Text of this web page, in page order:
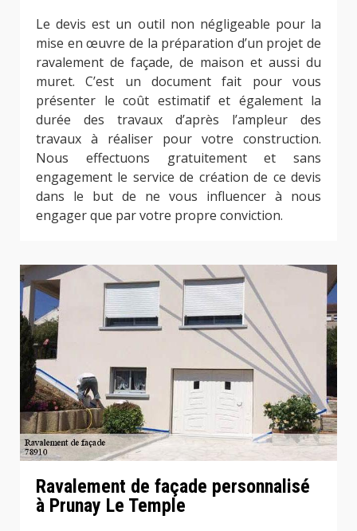
Le devis est un outil non négligeable pour la
mise en œuvre de la préparation d’un projet de
ravalement de façade, de maison et aussi du
muret. C’est un document fait pour vous
présenter le coût estimatif et également la
durée des travaux d’après l’ampleur des
travaux à réaliser pour votre construction.
Nous effectuons gratuitement et sans
engagement le service de création de ce devis
dans le but de ne vous influencer à nous
engager que par votre propre conviction.
Ravalement de façade personnalisé
à Prunay Le Temple